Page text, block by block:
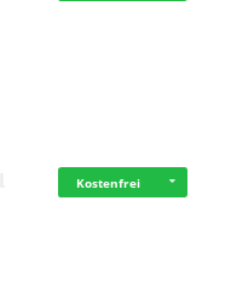
Kostenfrei